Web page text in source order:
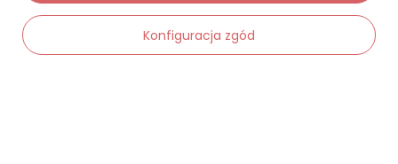
Moje zamówienia
Konfiguracja zgód